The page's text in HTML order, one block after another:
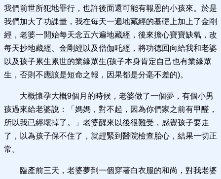
我們前世所犯地罪行，也許後面還可能有報恩的小孩來。於是
我們加大了功課量，我在每天一遍地藏經的基礎上加上了金剛
經，老婆一開始每天念五六遍地藏經，後來擔心寶寶缺氧，改
每天抄地藏經、金剛經以及僧伽吒經，將功德回向給我和老婆
以及孩子累生累世的業緣眾生(孩子本身肯定自己也有業緣眾
生，否則不應該是短命之報，因果都是分毫不差的)。
大概懷孕大概9個月的時候，老婆做了一個夢，有個小男
孩過來給老婆說：「媽媽，對不起，因為你們家之前有甲醛，
所以我已經壞掉了。」老婆醒來以後很難受，感覺孩子要走
了，以為孩子保不住了，就趕緊到醫院檢查胎心，結果一切正
常。
臨產前三天，老婆夢到一個穿著白衣服的和尚，對我老婆